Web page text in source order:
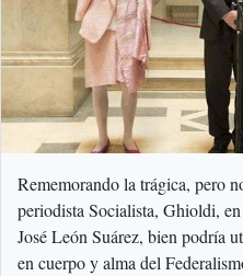
Rememorando la trágica, pero
periodista Socialista, Ghioldi,
José León Suárez, bien podría
en cuerpo y alma del